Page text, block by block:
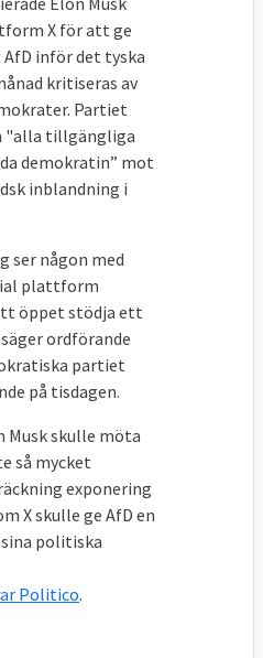
X för att ge
inför det tyska
kritiseras av
Partiet
"alla tillgängliga
demokratin” mot
inblandning i
ser någon med
plattform
öppet stödja ett
ordförande
partiet
på tisdagen.
Musk skulle möta
så mycket
exponering
X skulle ge AfD en
politiska
Politico.